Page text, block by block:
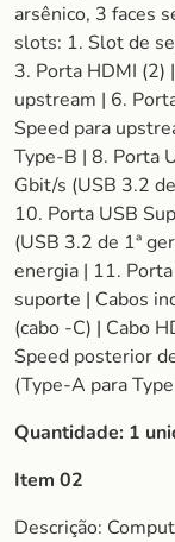
arsênico, 3 faces
slots: 1. Slot de
3. Porta HDMI (2)
upstream | 6.
Speed para
Type-B | 8. Porta
Gbit/s (USB 3.2
10. Porta USB
(USB 3.2 de 1ª
energia | 11.
suporte | Cabos
(cabo -C) | Cabo
Speed posterior
(Type-A para
Quantidade: 1
Item 02
Descrição: